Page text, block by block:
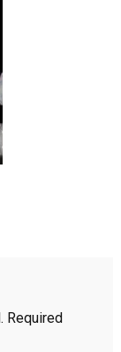
Required